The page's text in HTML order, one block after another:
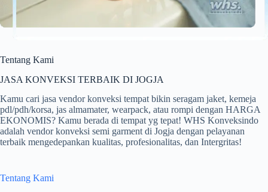
Tentang Kami
JASA KONVEKSI TERBAIK DI JOGJA
Kamu cari jasa vendor konveksi tempat bikin seragam jaket, kemeja
pdl/pdh/korsa, jas almamater, wearpack, atau rompi dengan HARGA
EKONOMIS? Kamu berada di tempat yg tepat! WHS Konveksindo
adalah vendor konveksi semi garment di Jogja dengan pelayanan
terbaik mengedepankan kualitas, profesionalitas, dan Intergritas!
Tentang Kami